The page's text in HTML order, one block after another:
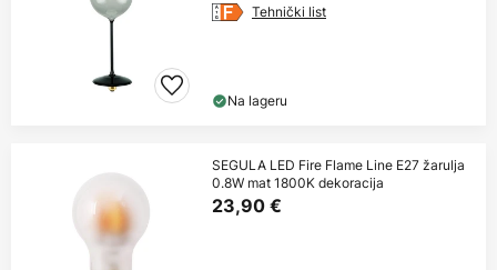
Tehnički list
Na lageru
SEGULA LED Fire Flame Line E27 žarulja
0.8W mat 1800K dekoracija
23,90 €